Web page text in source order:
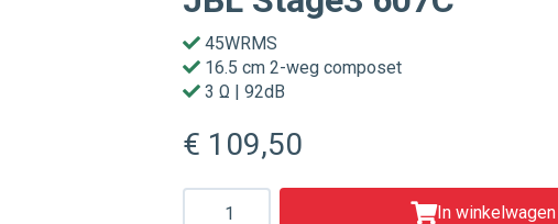
45WRMS
16.5 cm 2-weg composet
3 Ω | 92dB
€ 109,50
Aantal
In winkelwagen